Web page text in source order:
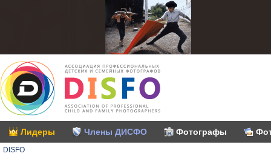
Лидеры Члены ДИСФО Фотографы
DISFO